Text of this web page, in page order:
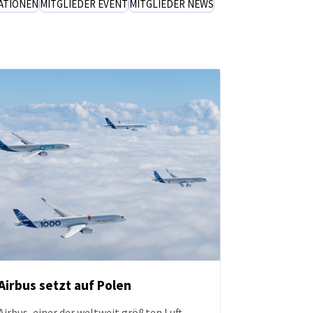
MITGLIEDER EVENTMITGLIEDER NEWS
setzt auf Polen